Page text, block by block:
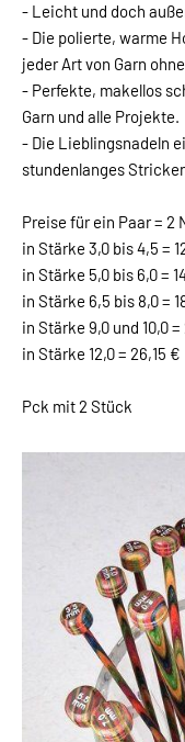
- Leicht und doch
- Die polierte, warme
jeder Art von Garn
- Perfekte, makellos
Garn und alle Projekte.
- Die Lieblingsnadeln
stundenlanges
Preise für ein Paar = 2
in Stärke 3,0 bis 4,5 =
in Stärke 5,0 bis 6,0 =
in Stärke 6,5 bis 8,0 =
in Stärke 9,0 und 10,0
in Stärke 12,0 = 26,15 €
Pck mit 2 Stück